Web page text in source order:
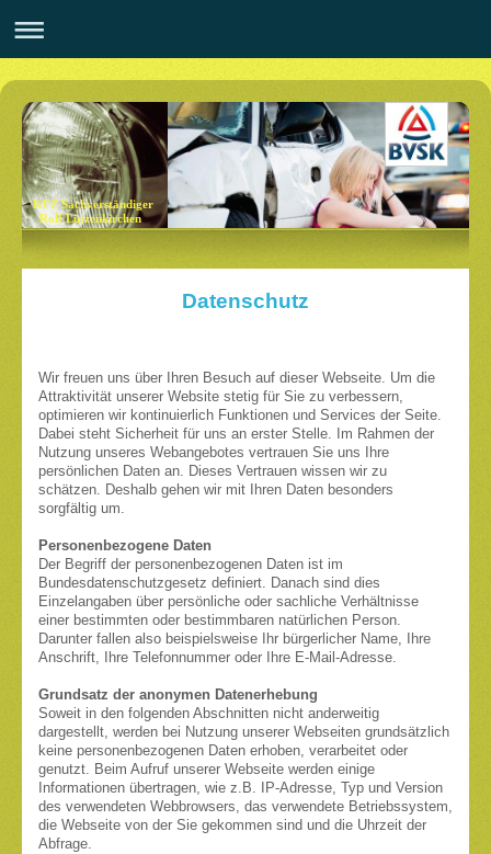
KFZ Sachverständiger
Rolf Lützenkirchen
Datenschutz
Wir freuen uns über Ihren Besuch auf dieser Webseite. Um die
Attraktivität unserer Website stetig für Sie zu verbessern,
optimieren wir kontinuierlich Funktionen und Services der Seite.
Dabei steht Sicherheit für uns an erster Stelle. Im Rahmen der
Nutzung unseres Webangebotes vertrauen Sie uns Ihre
persönlichen Daten an. Dieses Vertrauen wissen wir zu
schätzen. Deshalb gehen wir mit Ihren Daten besonders
sorgfältig um.
Personenbezogene Daten
Der Begriff der personenbezogenen Daten ist im
Bundesdatenschutzgesetz definiert. Danach sind dies
Einzelangaben über persönliche oder sachliche Verhältnisse
einer bestimmten oder bestimmbaren natürlichen Person.
Darunter fallen also beispielsweise Ihr bürgerlicher Name, Ihre
Anschrift, Ihre Telefonnummer oder Ihre E-Mail-Adresse.
Grundsatz der anonymen Datenerhebung
Soweit in den folgenden Abschnitten nicht anderweitig
dargestellt, werden bei Nutzung unserer Webseiten grundsätzlich
keine personenbezogenen Daten erhoben, verarbeitet oder
genutzt. Beim Aufruf unserer Webseite werden einige
Informationen übertragen, wie z.B. IP-Adresse, Typ und Version
des verwendeten Webbrowsers, das verwendete Betriebssystem,
die Webseite von der Sie gekommen sind und die Uhrzeit der
Abfrage.